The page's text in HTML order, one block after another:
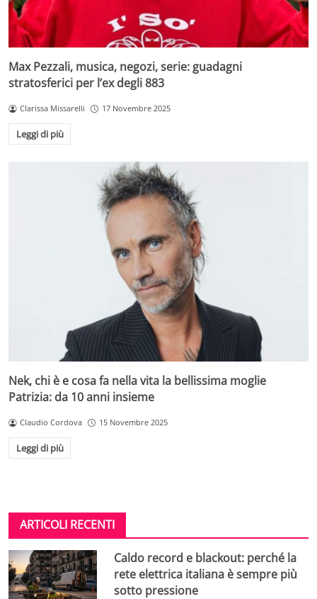
Max Pezzali, musica, negozi, serie: guadagni
stratosferici per l’ex degli 883
Clarissa Missarelli 17 Novembre 2025
Leggi di più
Nek, chi è e cosa fa nella vita la bellissima moglie
Patrizia: da 10 anni insieme
Claudio Cordova 15 Novembre 2025
Leggi di più
ARTICOLI RECENTI
Caldo record e blackout: perché la
rete elettrica italiana è sempre più
sotto pressione